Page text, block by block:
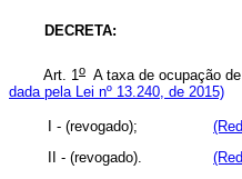
DECRETA:
Art. 1o A taxa de ocupação
dada pela Lei nº 13.240, de 2015)
I - (revogado);
II - (revogado).